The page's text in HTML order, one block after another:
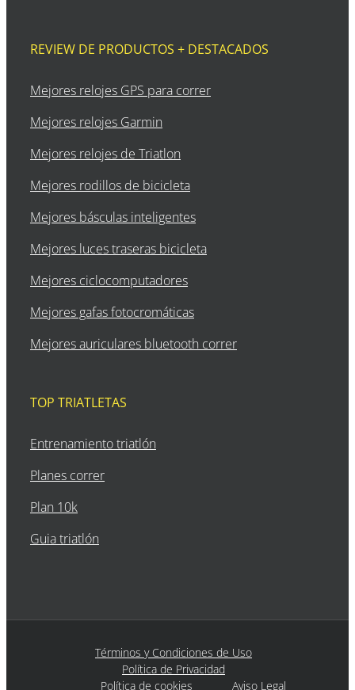
REVIEW DE PRODUCTOS + DESTACADOS
Mejores relojes GPS para correr
Mejores relojes Garmin
Mejores relojes de Triatlon
Mejores rodillos de bicicleta
Mejores básculas inteligentes
Mejores luces traseras bicicleta
Mejores ciclocomputadores
Mejores gafas fotocromáticas
Mejores auriculares bluetooth correr
TOP TRIATLETAS
Entrenamiento triatlón
Planes correr
Plan 10k
Guia triatlón
Términos y Condiciones de Uso
Política de Privacidad
Política de cookies
Aviso Legal